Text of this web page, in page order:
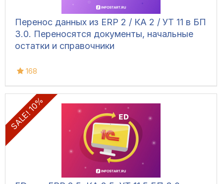
Перенос данных из ERP 2 / КА 2 / УТ 11 в БП
3.0. Переносятся документы, начальные
остатки и справочники
168
SALE! 10%